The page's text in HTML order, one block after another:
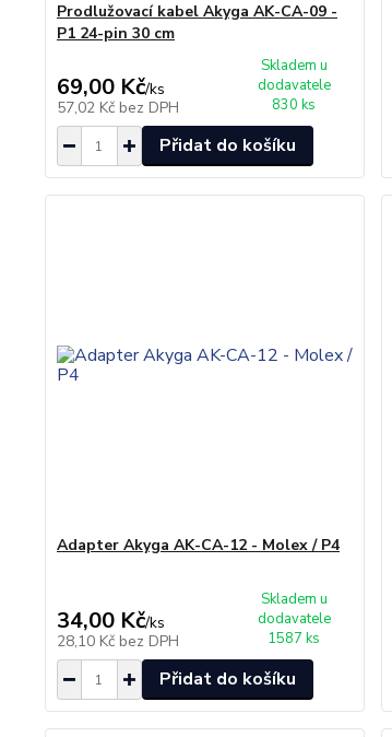
Prodlužovací kabel Akyga AK-CA-09 -
P1 24-pin 30 cm
69,00 Kč/ks
57,02 Kč bez DPH
Skladem u
dodavatele
830 ks
Přidat do košíku
Adapter Akyga AK-CA-12 - Molex / P4
34,00 Kč/ks
28,10 Kč bez DPH
Skladem u
dodavatele
1587 ks
Přidat do košíku